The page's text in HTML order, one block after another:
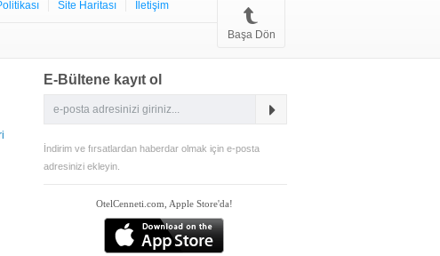
Site Haritası İletişim
Başa Dön
E-Bültene kayıt ol
İndirim ve fırsatlardan haberdar olmak için e-posta
adresinizi ekleyin.
OtelCenneti.com, Apple Store'da!